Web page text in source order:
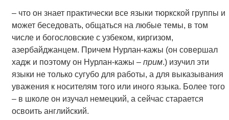
– что он знает практически все языки тюркской группы и
может беседовать, общаться на любые темы, в том
числе и богословские с узбеком, киргизом,
азербайджанцем. Причем Нурлан-кажы (он совершал
хадж и поэтому он Нурлан-кажы – прим.) изучил эти
языки не только сугубо для работы, а для выказывания
уважения к носителям того или иного языка. Более того
– в школе он изучал немецкий, а сейчас старается
освоить английский.